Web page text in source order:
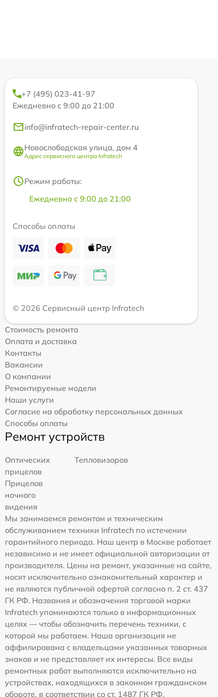
+7 (495) 023-41-97
Ежедневно с 9:00 до 21:00
info@infratech-repair-center.ru
Новослободская улица, дом 4
Адрес сервисного центра Infratech
Режим работы:
Ежедневно с 9:00 до 21:00
Способы оплаты
© 2026 Сервисный центр Infratech
Стоимость ремонта
Оплата и доставка
Контакты
Вакансии
О компании
Ремонтируемые модели
Наши услуги
Согласие на обработку персональных данных
Способы оплаты
Ремонт устройств
Оптических
прицелов
Тепловизоров
Прицелов
ночного
видения
Мы занимаемся ремонтом и техническим
обслуживанием техники Infratech по истечении
гарантийного периода. Наш центр в Москве работает
независимо и не имеет официальной авторизации от
производителя. Цены на ремонт, указанные на сайте,
носят исключительно ознакомительный характер и
не являются публичной офертой согласно п. 2 ст. 437
ГК РФ. Названия и обозначения торговой марки
Infratech упоминаются только в информационных
целях — чтобы обозначить перечень техники, с
которой мы работаем. Наша организация не
аффилирована с владельцами указанных товарных
знаков и не представляет их интересы. Все виды
ремонтных работ выполняются исключительно на
устройствах, находящихся в законном гражданском
обороте, в соответствии со ст. 1487 ГК РФ.